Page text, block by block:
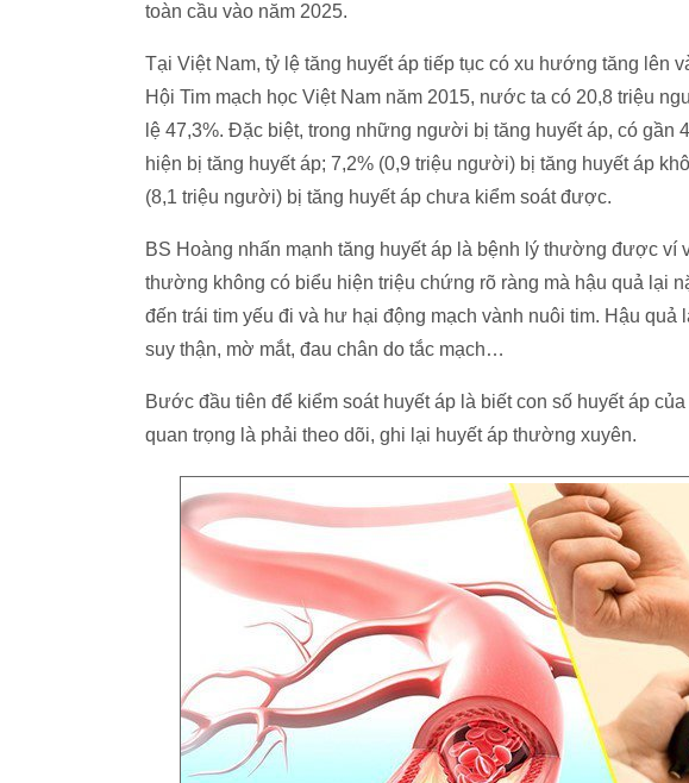
toàn cầu vào năm 2025.
Tại Việt Nam, tỷ lệ tăng huyết áp tiếp tục có xu hướng tăng lên
Hội Tim mạch học Việt Nam năm 2015, nước ta có 20,8 triệu
lệ 47,3%. Đặc biệt, trong những người bị tăng huyết áp, có
hiện bị tăng huyết áp; 7,2% (0,9 triệu người) bị tăng huyết áp
(8,1 triệu người) bị tăng huyết áp chưa kiểm soát được.
BS Hoàng nhấn mạnh tăng huyết áp là bệnh lý thường được ví
thường không có biểu hiện triệu chứng rõ ràng mà hậu quả lại
đến trái tim yếu đi và hư hại động mạch vành nuôi tim. Hậu quả
suy thận, mờ mắt, đau chân do tắc mạch…
Bước đầu tiên để kiểm soát huyết áp là biết con số huyết áp
quan trọng là phải theo dõi, ghi lại huyết áp thường xuyên.